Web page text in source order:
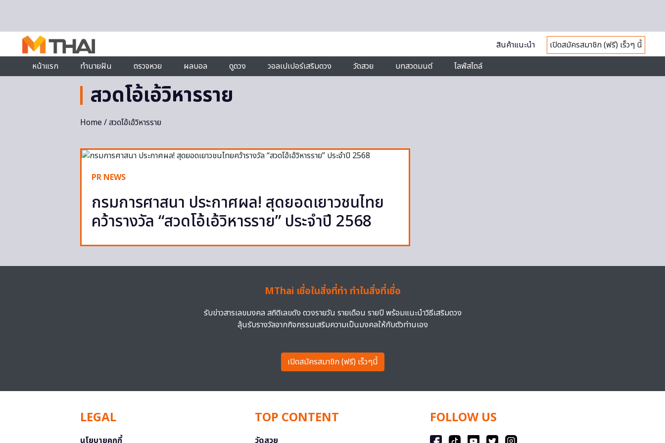
สินค้าแนะนำ
เปิดสมัครสมาชิก (ฟรี) เร็วๆ นี้
หน้าแรก
ทำนายฝัน ตรวจหวย ผลบอล ดูดวง วอลเปเปอร์เสริมดวง วัดสวย บทสวดมนต์ ไลฟ์สไตล์
สวดโอ้เอ้วิหารราย
Home/ สวดโอ้เอ้วิหารราย
PR NEWS
กรมการศาสนา ประกาศผล! สุดยอดเยาวชนไทย
คว้ารางวัล “สวดโอ้เอ้วิหารราย” ประจำปี 2568
MThai เชื่อในสิ่งที่ทำ ทำในสิ่งที่เชื่อ
รับข่าวสารเลขมงคล สถิติเลขดัง ดวงรายวัน รายเดือน รายปี พร้อมแนะนำวิธีเสริมดวง
ลุ้นรับรางวัลจากกิจกรรมเสริมความเป็นมงคลให้กับตัวท่านเอง
เปิดสมัครสมาชิก (ฟรี) เร็วๆนี้
LEGAL
นโยบายคุกกี้
TOP CONTENT
วัดสวย
FOLLOW US